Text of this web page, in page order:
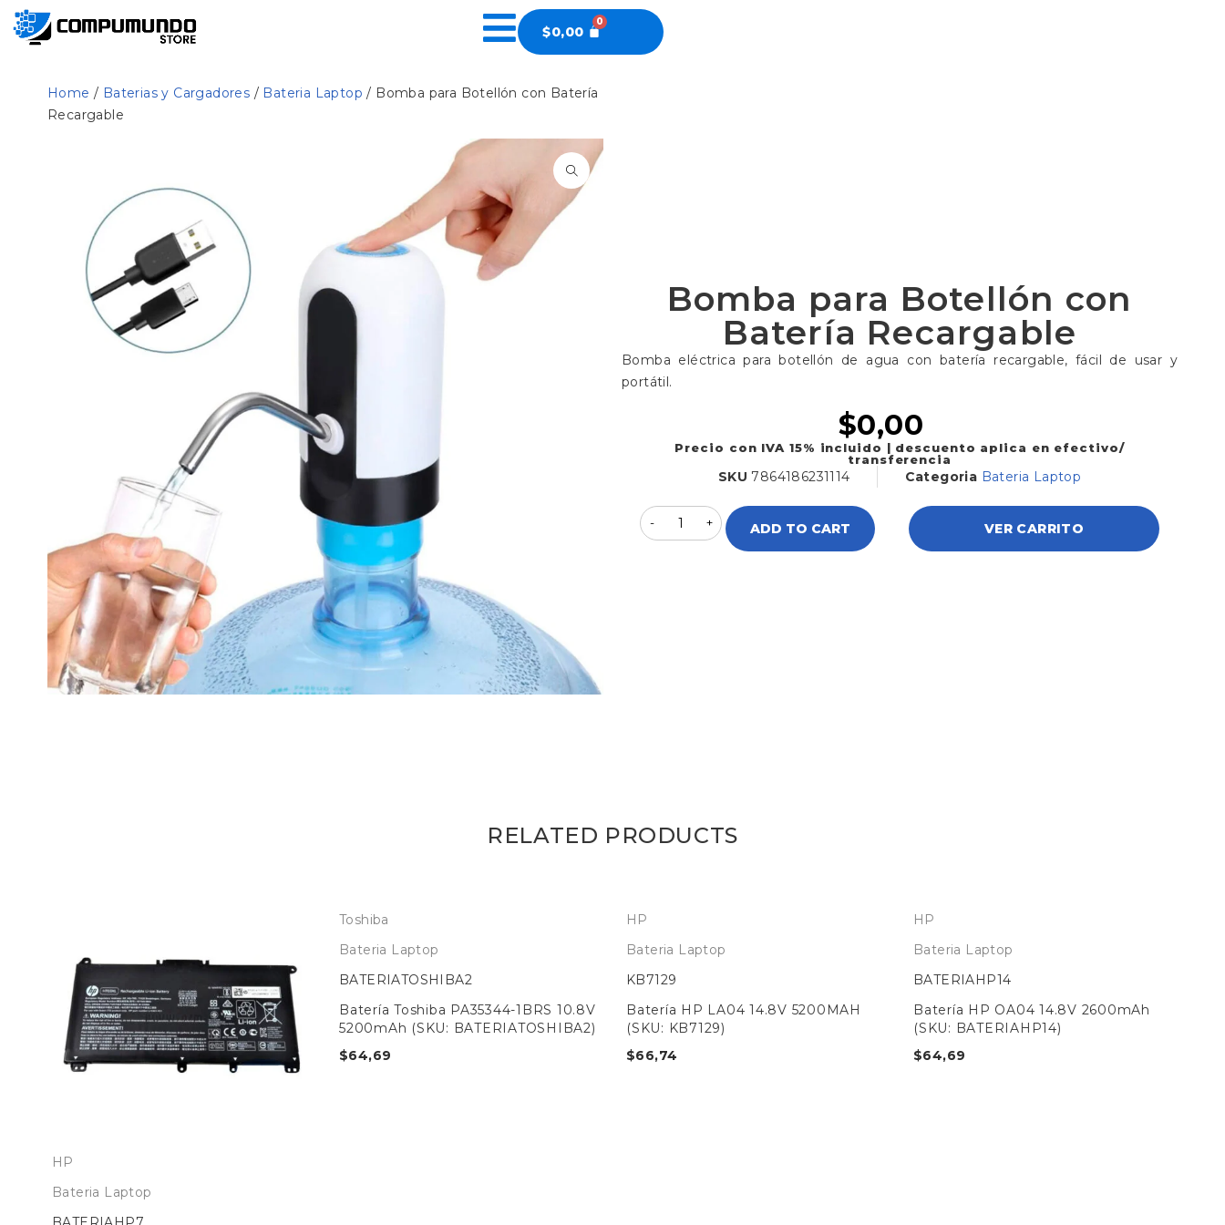
$0,00
Home / Baterias y Cargadores / Bateria Laptop / Bomba para Botellón con Batería
Recargable
Bomba para Botellón con
Batería Recargable
Bomba eléctrica para botellón de agua con batería recargable, fácil de usar y
portátil.
$0,00
Precio con IVA 15% incluido | descuento aplica en efectivo/
transferencia
SKU 7864186231114 Categoria Bateria Laptop
ADD TO CART VER CARRITO
RELATED PRODUCTS
HP
Bateria Laptop
Toshiba
Bateria Laptop
BATERIATOSHIBA2
Batería Toshiba PA35344-1BRS 10.8V
5200mAh (SKU: BATERIATOSHIBA2)
$64,69
HP
Bateria Laptop
KB7129
Batería HP LA04 14.8V 5200MAH
(SKU: KB7129)
$66,74
HP
Bateria Laptop
BATERIAHP14
Batería HP OA04 14.8V 2600mAh
(SKU: BATERIAHP14)
$64,69